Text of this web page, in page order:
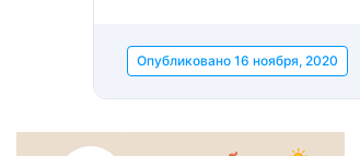
Опубликовано 16 ноября, 2020